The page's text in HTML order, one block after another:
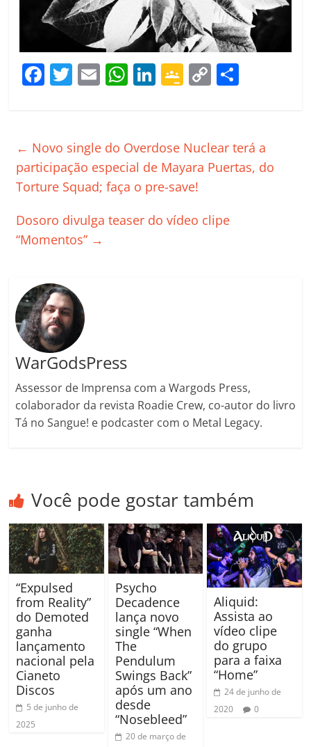
F
e
b
o
k
T
er
E
l
W
s
A
p
Li
e
dI
n
G
gl
e
Cl
ss
C
y
Li
k
p
ar
← Novo single do Overdose Nuclear terá a
participação especial de Mayara Puertas, do
Torture Squad; faça o pre-save!
Dosoro divulga teaser do vídeo clipe
“Momentos” →
WarGodsPress
Assessor de Imprensa com a Wargods Press,
colaborador da revista Roadie Crew, co-autor do livro
Tá no Sangue! e podcaster com o Metal Legacy.
Você pode gostar também
“Expulsed
from Reality”
do Demoted
ganha
lançamento
nacional pela
Cianeto
Discos
5 de junho de
2025
Psycho
Decadence
lança novo
single “When
The
Pendulum
Swings Back”
após um ano
desde
“Nosebleed”
20 de março de
Aliquid:
Assista ao
vídeo clipe
do grupo
para a faixa
“Home”
24 de junho de
2020
0